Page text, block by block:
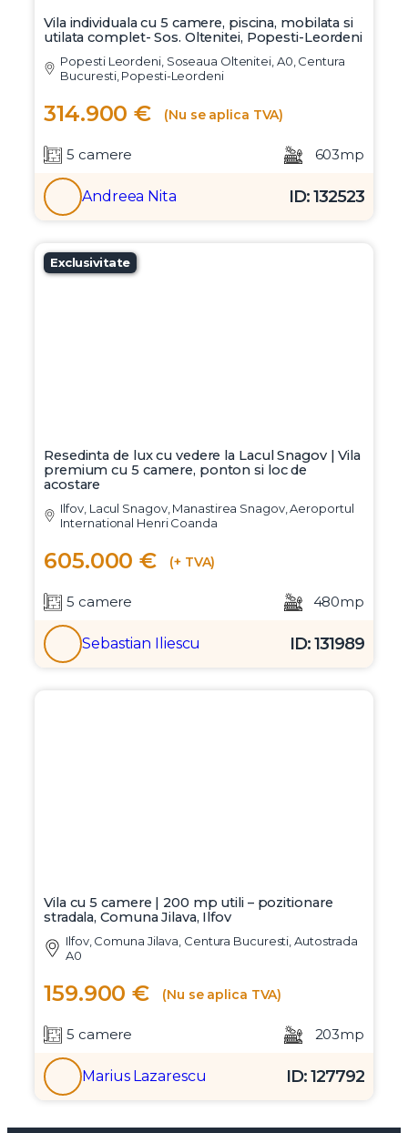
Vila individuala cu 5 camere, piscina, mobilata si
utilata complet- Sos. Oltenitei, Popesti-Leordeni
Popesti Leordeni, Soseaua Oltenitei, A0, Centura
Bucuresti, Popesti-Leordeni
314.900 € (Nu se aplica TVA)
5 camere 603mp
Andreea Nita ID: 132523
Exclusivitate
Resedinta de lux cu vedere la Lacul Snagov | Vila
premium cu 5 camere, ponton si loc de
acostare
Ilfov, Lacul Snagov, Manastirea Snagov, Aeroportul
International Henri Coanda
605.000 € (+ TVA)
5 camere 480mp
Sebastian Iliescu ID: 131989
Vila cu 5 camere | 200 mp utili – pozitionare
stradala, Comuna Jilava, Ilfov
Ilfov, Comuna Jilava, Centura Bucuresti, Autostrada
A0
159.900 € (Nu se aplica TVA)
5 camere 203mp
Marius Lazarescu ID: 127792